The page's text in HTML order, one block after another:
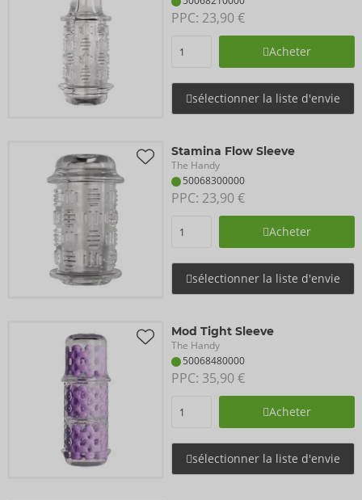
PPC: 23,90 €
Acheter
sélectionner la liste d'envie
Stamina Flow Sleeve
The Handy
50068300000
PPC: 23,90 €
Acheter
sélectionner la liste d'envie
Mod Tight Sleeve
The Handy
50068480000
PPC: 35,90 €
Acheter
sélectionner la liste d'envie